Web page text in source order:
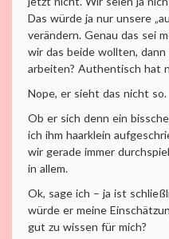
Das würde ja nur unsere
verändern. Genau das sei
wir das beide wollten,
arbeiten? Authentisch hat
Nope, er sieht das nicht so.
Ob er sich denn ein
ich ihm haarklein
wir gerade immer
in allem.
Ok, sage ich – ja ist
würde er meine
gut zu wissen für mich?